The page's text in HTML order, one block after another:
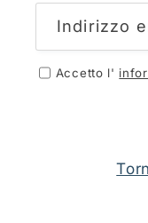
Indirizzo
Accetto l'